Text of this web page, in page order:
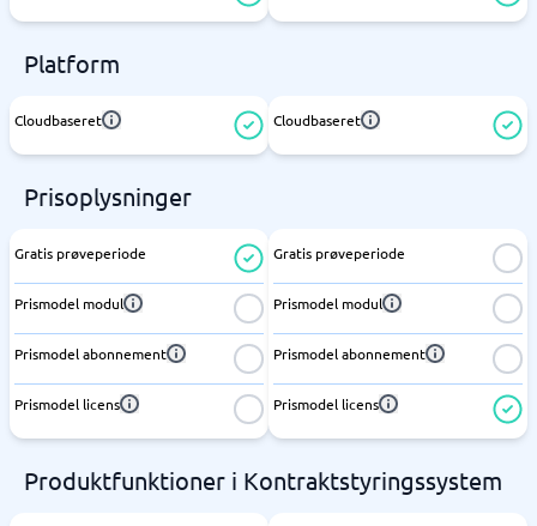
Platform
Cloudbaseret Cloudbaseret
Prisoplysninger
Gratis prøveperiode
Prismodel modul
Prismodel abonnement
Prismodel licens
Gratis prøveperiode
Prismodel modul
Prismodel abonnement
Prismodel licens
Produktfunktioner i Kontraktstyringssystem